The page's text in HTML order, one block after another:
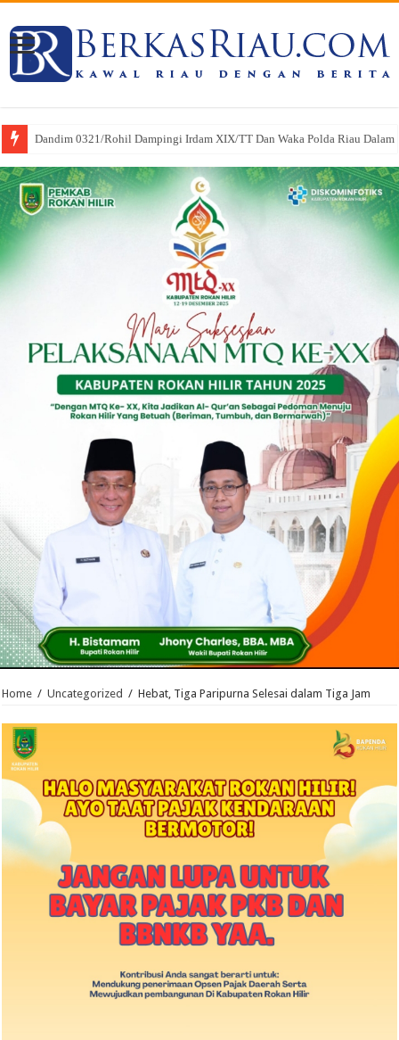
Kodim 0321/Rohil Gelar Doa Bersama Peringati HUT ke-1 Kodam XIX/
Home / Uncategorized / Hebat, Tiga Paripurna Selesai dalam Tiga Jam